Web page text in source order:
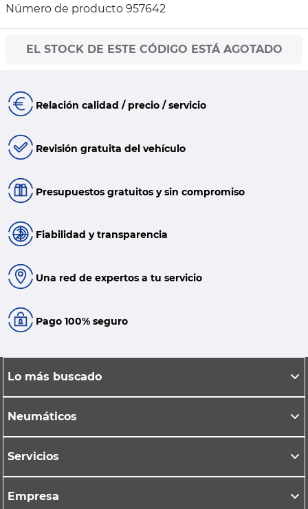
Número de producto 957642
EL STOCK DE ESTE CÓDIGO ESTÁ AGOTADO
Relación calidad / precio / servicio
Revisión gratuita del vehículo
Presupuestos gratuitos y sin compromiso
Fiabilidad y transparencia
Una red de expertos a tu servicio
Pago 100% seguro
Lo más buscado
Neumáticos
Servicios
Empresa